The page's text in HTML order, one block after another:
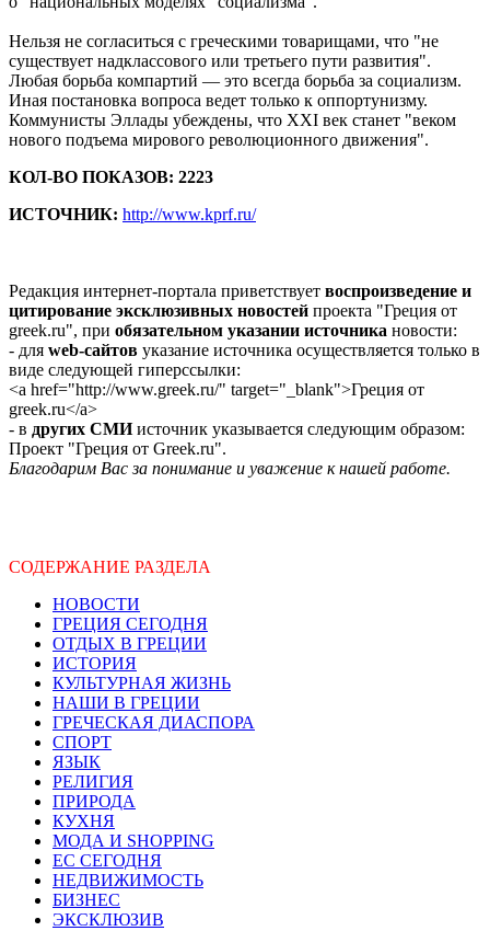
Нельзя не согласиться с греческими товарищами, что "не
существует надклассового или третьего пути развития".
Любая борьба компартий — это всегда борьба за социализм.
Иная постановка вопроса ведет только к оппортунизму.
Коммунисты Эллады убеждены, что XXI век станет "веком
нового подъема мирового революционного движения".
КОЛ-ВО ПОКАЗОВ: 2223
ИСТОЧНИК: http://www.kprf.ru/
Редакция интернет-портала приветствует воспроизведение и
цитирование эксклюзивных новостей проекта "Греция от
greek.ru", при обязательном указании источника новости:
- для web-сайтов указание источника осуществляется только в
виде следующей гиперссылки:
<a href="http://www.greek.ru/" target="_blank">Греция от
greek.ru</a>
- в других СМИисточник указывается следующим образом:
Проект "Греция от Greek.ru".
Благодарим Вас за понимание и уважение к нашей работе.
СОДЕРЖАНИЕ РАЗДЕЛА
НОВОСТИ
ГРЕЦИЯ СЕГОДНЯ
ОТДЫХ В ГРЕЦИИ
ИСТОРИЯ
КУЛЬТУРНАЯ ЖИЗНЬ
НАШИ В ГРЕЦИИ
ГРЕЧЕСКАЯ ДИАСПОРА
СПОРТ
ЯЗЫК
РЕЛИГИЯ
ПРИРОДА
КУХНЯ
МОДА И SHOPPING
ЕС СЕГОДНЯ
НЕДВИЖИМОСТЬ
БИЗНЕС
ЭКСКЛЮЗИВ